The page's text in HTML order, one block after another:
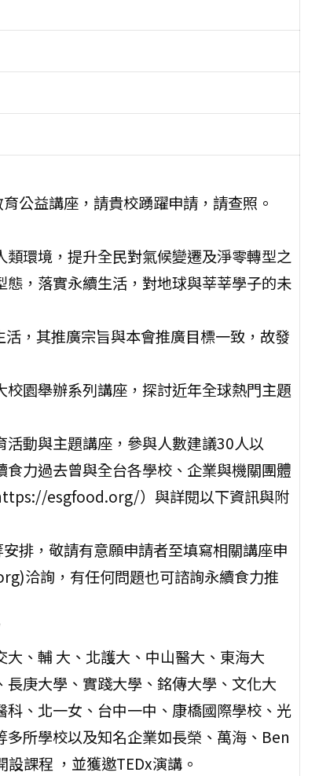
公益講座，請貴校踴躍申請，請查照。
環境，提升全民對氣候變遷及淨零轉型之
，落實永續生活，對地球與莘莘學子的未
，其推廣宗旨與本會推廣目標一致，故發
園舉辦系列講座，探討近年全球熱門主題
動與主題講座，參與人數建議30人以
力過去曾與全台各學校、企業與機關團體
esgfood.org/）與詳閱以下資訊與附
排，敬請有意願申請者至填寫相關講座申
洽詢，有任何問題也可諮詢永續食力推
、輔 大、北護大、中山醫大、東海大
庚大學、實踐大學、銘傳大學、文化大
、北一女、台中一中、康橋國際學校、光
所學校以及知名企業如長榮、萬海、Ben
課程 ，並獲邀TEDx演講。